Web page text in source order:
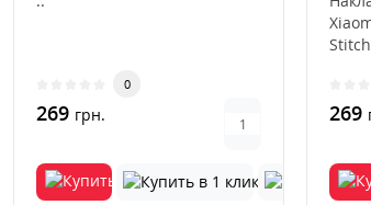
0
269 грн. 269